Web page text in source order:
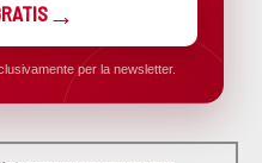
per la newsletter.